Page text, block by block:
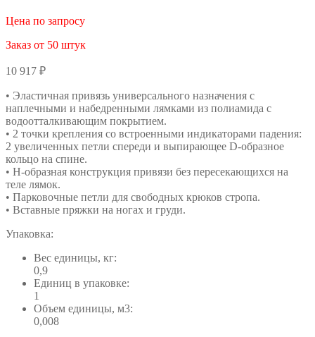
Цена по запросу
Заказ от 50 штук
10 917 ₽
• Эластичная привязь универсального назначения с
наплечными и набедренными лямками из полиамида с
водоотталкивающим покрытием.
• 2 точки крепления со встроенными индикаторами падения:
2 увеличенных петли спереди и выпирающее D-образное
кольцо на спине.
• Н-образная конструкция привязи без пересекающихся на
теле лямок.
• Парковочные петли для свободных крюков стропа.
• Вставные пряжки на ногах и груди.
Упаковка:
Вес единицы, кг:
0,9
Единиц в упаковке:
1
Объем единицы, м3:
0,008